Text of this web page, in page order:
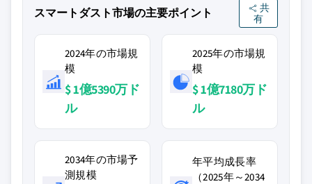
スマートダスト市場の主要ポイント
共
有
2024年の市場規
模
$ 1億5390万ド
ル
2025年の市場規
模
$ 1億7180万ド
ル
2034年の市場予
測規模
年平均成長率
（2025年～2034